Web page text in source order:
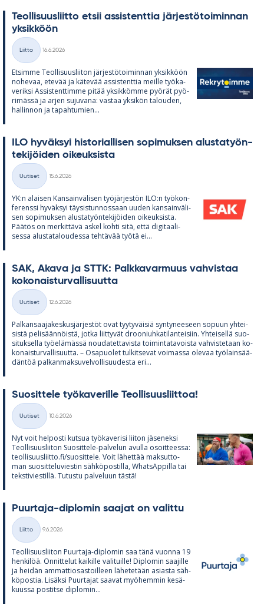
Teol­li­suus­liitto et­sii as­sis­tent­tia jär­jes­tö­toi­min­nan
yk­sik­köön
Kategoriat
Liitto
16.6.2026
Et­simme Teol­li­suus­lii­ton jär­jes­tö­toi­min­nan yk­sik­köön
no­he­vaa, ete­vää ja kä­te­vää as­sis­tent­tia meille työ­ka­
ve­riksi As­sis­tent­timme pi­tää yk­sik­kömme pyö­rät pyö­
ri­mässä ja ar­jen su­ju­vana: vas­taa yk­si­kön ta­lou­den,
hal­lin­non ja ta­pah­tu­mien...
ILO hy­väk­syi his­to­rial­li­sen so­pi­muk­sen alus­ta­työn­
te­ki­jöi­den oi­keuk­sista
Kategoriat
Uutiset
15.6.2026
YK:n alai­sen Kan­sain­vä­li­sen työ­jär­jes­tön ILO:n työ­kon­
fe­renssi hy­väk­syi täy­sis­tun­nos­saan uu­den kan­sain­vä­li­
sen so­pi­muk­sen alus­ta­työn­te­ki­jöi­den oi­keuk­sista.
Pää­tös on mer­kit­tävä as­kel kohti sitä, että di­gi­taa­li­
sessa alus­ta­ta­lou­dessa teh­tä­vää työtä ei...
SAK, Akava ja STTK: Palk­ka­var­muus vah­vis­taa
ko­ko­nais­tur­val­li­suutta
Kategoriat
Uutiset
12.6.2026
Pal­kan­saa­ja­kes­kus­jär­jes­töt ovat tyy­ty­väi­siä syn­ty­nee­seen so­puun yh­tei­
sistä pe­li­sään­nöistä, jotka liit­ty­vät droo­niuh­ka­ti­lan­tei­siin. Yh­tei­sellä suo­
si­tuk­sella työ­elä­mässä nou­da­tet­ta­vista toi­min­ta­ta­voista vah­vis­te­taan ko­
ko­nais­tur­val­li­suutta. – Os­a­puo­let tul­kit­se­vat voi­massa ole­vaa työ­lain­sää­
dän­töä pal­kan­mak­su­vel­vol­li­suu­desta eri...
Suo­sit­tele työ­ka­ve­rille Teol­li­suus­liit­toa!
Kategoriat
Uutiset
10.6.2026
Nyt voit hel­posti kut­sua työ­ka­ve­risi lii­ton jä­se­neksi
Teol­li­suus­lii­ton Suo­sit­tele-pal­ve­lun avulla osoit­teessa:
teol­li­suus­liitto.fi/suo­sit­tele. Voit lä­het­tää mak­sut­to­
man suo­sit­te­lu­vies­tin säh­kö­pos­tilla, What­sAp­pilla tai
teks­ti­vies­tillä. Tu­tustu pal­ve­luun tästä!
Puur­taja-diplo­min saa­jat on va­littu
Kategoriat
Liitto
9.6.2026
Teol­li­suus­lii­ton Puur­taja-diplo­min saa tänä vuonna 19
hen­ki­löä. On­nit­te­lut kai­kille va­li­tuille! Diplo­min saa­jille
ja hei­dän am­mat­tio­sas­toil­leen lä­he­te­tään asiasta säh­
kö­pos­tia. Li­säksi Puur­ta­jat saa­vat myö­hem­min ke­sä­
kuussa pos­titse diplo­min...